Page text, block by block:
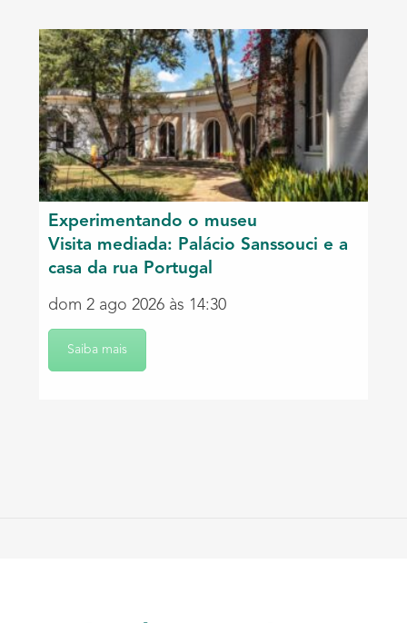
Experimentando o museu
Visita mediada: Palácio Sanssouci e a
casa da rua Portugal
dom 2 ago 2026 às 14:30
Saiba mais